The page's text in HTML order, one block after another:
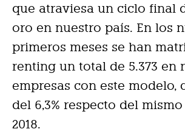
que atraviesa un ciclo final
oro en nuestro país. En los
primeros meses se han
renting un total de 5.373 en
empresas con este modelo,
del 6,3% respecto del
2018.